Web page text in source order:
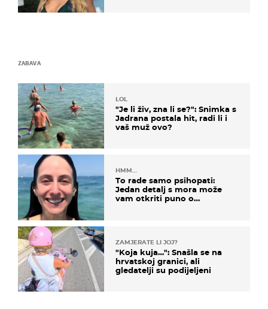
ZABAVA
LOL
"Je li živ, zna li se?": Snimka s
Jadrana postala hit, radi li i
vaš muž ovo?
HMM…
To rade samo psihopati:
Jedan detalj s mora može
vam otkriti puno o
ZAMJERATE LI JOJ?
"Koja kuja…": Snašla se na
hrvatskoj granici, ali
gledatelji su podijeljeni